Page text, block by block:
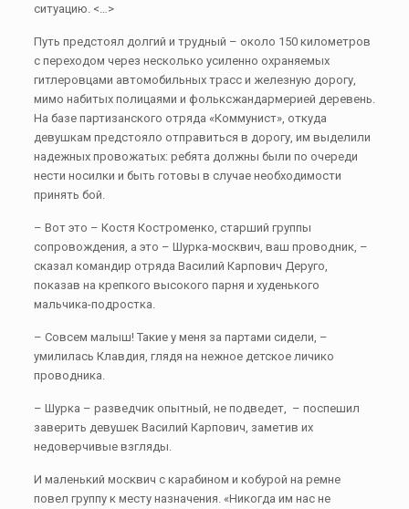
ситуацию. <…>
Путь предстоял долгий и трудный – около 150 километров
с переходом через несколько усиленно охраняемых
гитлеровцами автомобильных трасс и железную дорогу,
мимо набитых полицаями и фольксжандармерией деревень.
На базе партизанского отряда «Коммунист», откуда
девушкам предстояло отправиться в дорогу, им выделили
надежных провожатых: ребята должны были по очереди
нести носилки и быть готовы в случае необходимости
принять бой.
– Вот это – Костя Костроменко, старший группы
сопровождения, а это – Шурка-москвич, ваш проводник, –
сказал командир отряда Василий Карпович Деруго,
показав на крепкого высокого парня и худенького
мальчика-подростка.
– Совсем малыш! Такие у меня за партами сидели, –
умилилась Клавдия, глядя на нежное детское личико
проводника.
– Шурка – разведчик опытный, не подведет, – поспешил
заверить девушек Василий Карпович, заметив их
недоверчивые взгляды.
И маленький москвич с карабином и кобурой на ремне
повел группу к месту назначения. «Никогда им нас не